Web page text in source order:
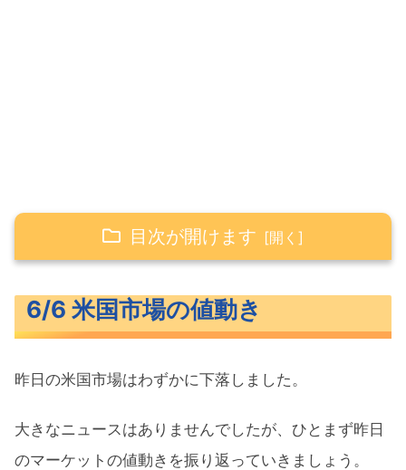
目次が開けます
米主要3指数の値動き
S&P500ヒートマップ
セクター別パフォーマンス
S&P500チャート分析
6/6 米国市場の値動き
昨日の米国市場はわずかに下落しました。
大きなニュースはありませんでしたが、ひとまず昨日
のマーケットの値動きを振り返っていきましょう。